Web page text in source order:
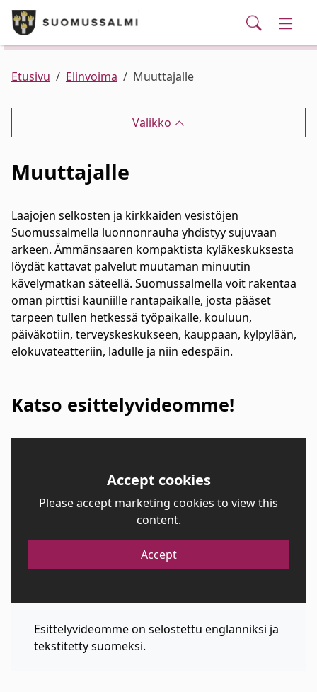
Siirry pääsisältöön
Puhelinluettelo/yhteystiedot
Palvelut
Ajankohtaista
Verkkokauppa
Haku
Kunta ja hallinto
Asuminen ja ympäristö
Varhaiskasvatus ja koulutus
Elinvoima
Etusivu Elinvoima Muuttajalle
Valikko
Muuttajalle
Laajojen selkosten ja kirkkaiden vesistöjen
Suomussalmella luonnonrauha yhdistyy sujuvaan
arkeen. Ämmänsaaren kompaktista kyläkeskuksesta
löydät kattavat palvelut muutaman minuutin
kävelymatkan säteellä. Suomussalmella voit rakentaa
oman pirttisi kauniille rantapaikalle, josta pääset
tarpeen tullen hetkessä työpaikalle, kouluun,
päiväkotiin, terveyskeskukseen, kauppaan, kylpylään,
elokuvateatteriin, ladulle ja niin edespäin.
Katso esittelyvideomme!
Accept cookies
Please accept marketing cookies to view this
content.
Accept
Esittelyvideomme on selostettu englanniksi ja
tekstitetty suomeksi.